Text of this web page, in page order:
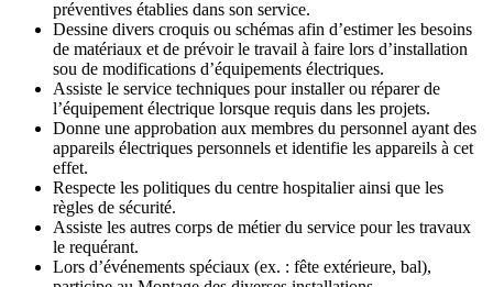
préventives établies dans son service.
Dessine divers croquis ou schémas afin d’estimer les besoins
de matériaux et de prévoir le travail à faire lors d’installation
sou de modifications d’équipements électriques.
Assiste le service techniques pour installer ou réparer de
l’équipement électrique lorsque requis dans les projets.
Donne une approbation aux membres du personnel ayant des
appareils électriques personnels et identifie les appareils à cet
effet.
Respecte les politiques du centre hospitalier ainsi que les
règles de sécurité.
Assiste les autres corps de métier du service pour les travaux
le requérant.
Lors d’événements spéciaux (ex. : fête extérieure, bal),